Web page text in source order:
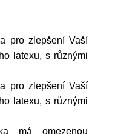
pro zlepšení Vaší
latexu, s různými
pro zlepšení Vaší
latexu, s různými
má omezenou